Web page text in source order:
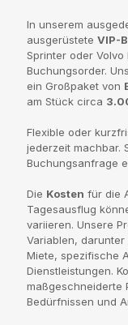
In unserem
ausgerüstete VIP-
Sprinter oder
Buchungsorder.
ein Großpaket von
am Stück circa
Flexible oder
jederzeit machbar.
Buchungsanfrage
Die Kosten für die
Tagesausflug
variieren. Unsere
Variablen,
Miete, spezifische
Dienstleistungen.
maßgeschneiderte
Bedürfnissen und